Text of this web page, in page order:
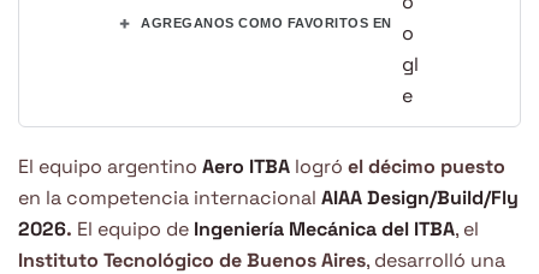
+ AGREGANOS COMO FAVORITOS EN
El equipo argentino Aero ITBA logró el décimo puesto
en la competencia internacional AIAA Design/Build/Fly
2026. El equipo de Ingeniería Mecánica del ITBA, el
Instituto Tecnológico de Buenos Aires, desarrolló una